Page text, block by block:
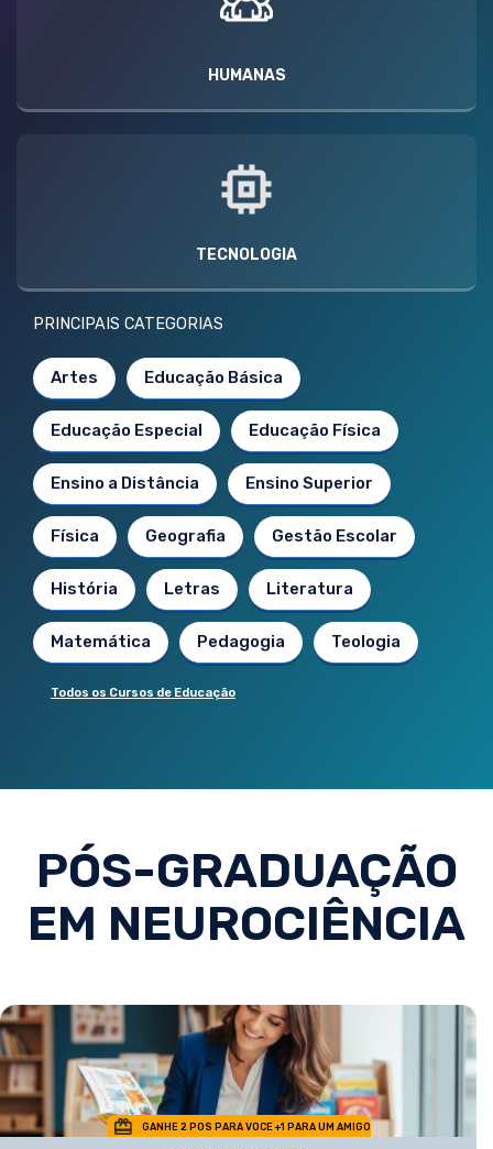
HUMANAS
TECNOLOGIA
PRINCIPAIS CATEGORIAS
Artes Educação Básica
Educação Especial Educação Física
Ensino a Distância Ensino Superior
Física Geografia Gestão Escolar
História Letras Literatura
Matemática Pedagogia Teologia
Todos os Cursos de Educação
PÓS-GRADUAÇÃO
EM NEUROCIÊNCIA
GANHE 2 POS PARA VOCE +1 PARA UM AMIGO